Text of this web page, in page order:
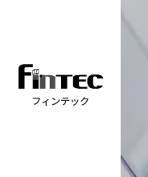
フィンテック